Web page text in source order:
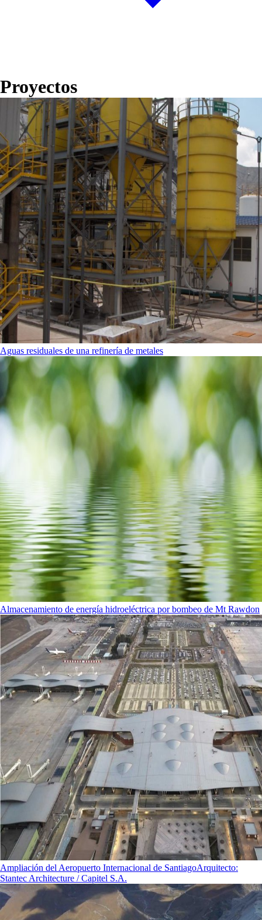
Proyectos
Aguas residuales de una refinería de metales
Almacenamiento de energía hidroeléctrica por bombeo de Mt Rawdon
Ampliación del Aeropuerto Internacional de SantiagoArquitecto:
Stantec Architecture / Capitel S.A.